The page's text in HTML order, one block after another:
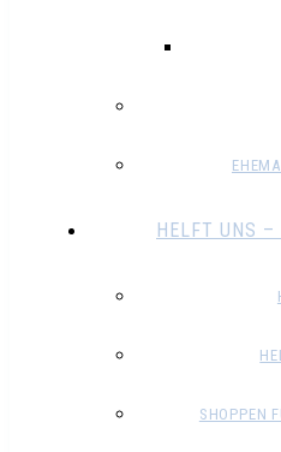
HELFT UNS –
SHOPPEN